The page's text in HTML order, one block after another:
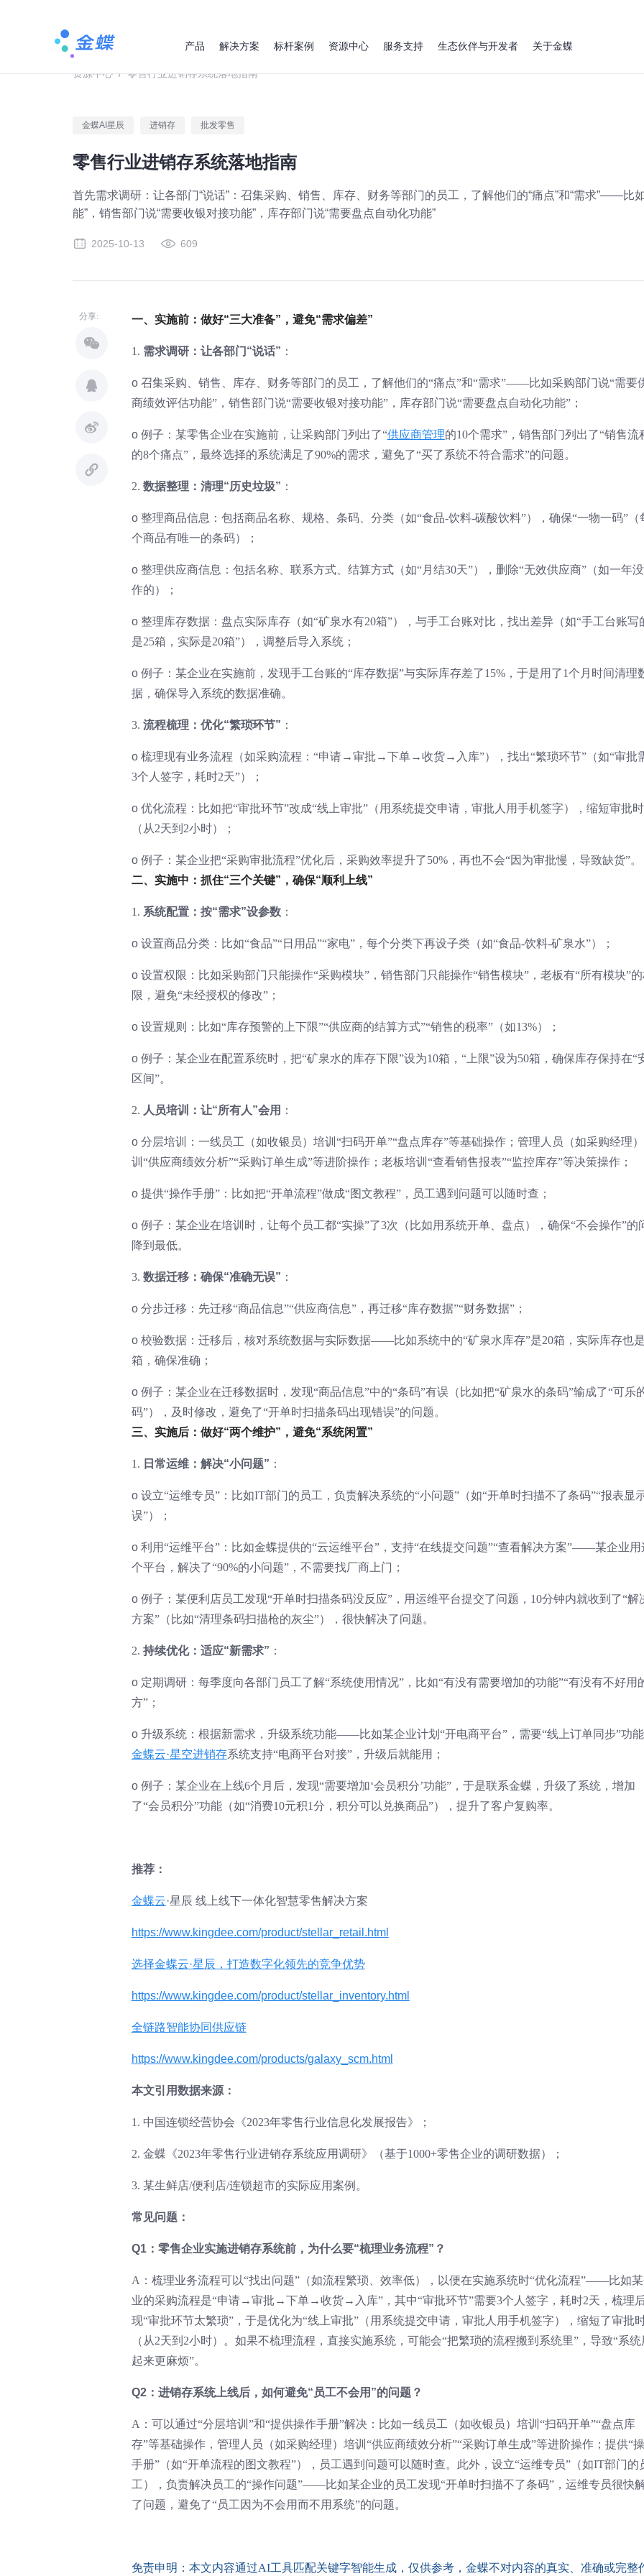
产品 解决方案 标杆案例 资源中心 服务支持 生态伙伴与开发者 关于金蝶
资源中心 / 零售行业进销存系统落地指南
金蝶AI星辰 进销存 批发零售
零售行业进销存系统落地指南
首先需求调研：让各部门“说话”：召集采购、销售、库存、财务等部门的员工，了解他们的“痛点”和“需求”——比
能”，销售部门说“需要收银对接功能”，库存部门说“需要盘点自动化功能”
2025-10-13 609
分享: 一、实施前：做好“三大准备”，避免“需求偏差”
1. 需求调研：让各部门“说话” ：
o 召集采购、销售、库存、财务等部门的员工，了解他们的“痛点”和“需求”——比如采购部门说“需要
商绩效评估功能”，销售部门说“需要收银对接功能”，库存部门说“需要盘点自动化功能”；
o 例子：某零售企业在实施前，让采购部门列出了“供应商管理的10个需求”，销售部门列出了“销售流
的8个痛点”，最终选择的系统满足了90%的需求，避免了“买了系统不符合需求”的问题。
2. 数据整理：清理“历史垃圾” ：
o 整理商品信息：包括商品名称、规格、条码、分类（如“食品-饮料-碳酸饮料”），确保“一物一码”（
个商品有唯一的条码）；
o 整理供应商信息：包括名称、联系方式、结算方式（如“月结30天”），删除“无效供应商”（如一年
作的）；
o 整理库存数据：盘点实际库存（如“矿泉水有20箱”），与手工台账对比，找出差异（如“手工台账写
是25箱，实际是20箱”），调整后导入系统；
o 例子：某企业在实施前，发现手工台账的“库存数据”与实际库存差了15%，于是用了1个月时间清理
据，确保导入系统的数据准确。
3. 流程梳理：优化“繁琐环节” ：
o 梳理现有业务流程（如采购流程：“申请→审批→下单→收货→入库”），找出“繁琐环节”（如“审批
3个人签字，耗时2天”）；
o 优化流程：比如把“审批环节”改成“线上审批”（用系统提交申请，审批人用手机签字），缩短审批
（从2天到2小时）；
o 例子：某企业把“采购审批流程”优化后，采购效率提升了50%，再也不会“因为审批慢，导致缺货”。
二、实施中：抓住“三个关键”，确保“顺利上线”
1. 系统配置：按“需求”设参数：
o 设置商品分类：比如“食品”“日用品”“家电”，每个分类下再设子类（如“食品-饮料-矿泉水”）；
o 设置权限：比如采购部门只能操作“采购模块”，销售部门只能操作“销售模块”，老板有“所有模块”
限，避免“未经授权的修改”；
o 设置规则：比如“库存预警的上下限”“供应商的结算方式”“销售的税率”（如13%）；
o 例子：某企业在配置系统时，把“矿泉水的库存下限”设为10箱，“上限”设为50箱，确保库存保持在“
区间”。
2. 人员培训：让“所有人”会用 ：
o 分层培训：一线员工（如收银员）培训“扫码开单”“盘点库存”等基础操作；管理人员（如采购经理
训“供应商绩效分析”“采购订单生成”等进阶操作；老板培训“查看销售报表”“监控库存”等决策操作；
o 提供“操作手册”：比如把“开单流程”做成“图文教程”，员工遇到问题可以随时查；
o 例子：某企业在培训时，让每个员工都“实操”了3次（比如用系统开单、盘点），确保“不会操作”的
降到最低。
3. 数据迁移：确保“准确无误” ：
o 分步迁移：先迁移“商品信息”“供应商信息”，再迁移“库存数据”“财务数据”；
o 校验数据：迁移后，核对系统数据与实际数据——比如系统中的“矿泉水库存”是20箱，实际库存也
箱，确保准确；
o 例子：某企业在迁移数据时，发现“商品信息”中的“条码”有误（比如把“矿泉水的条码”输成了“可乐
码”），及时修改，避免了“开单时扫描条码出现错误”的问题。
三、实施后：做好“两个维护”，避免“系统闲置”
1. 日常运维：解决“小问题” ：
o 设立“运维专员”：比如IT部门的员工，负责解决系统的“小问题”（如“开单时扫描不了条码”“报表显
误”）；
o 利用“运维平台”：比如金蝶提供的“云运维平台”，支持“在线提交问题”“查看解决方案”——某企业用
个平台，解决了“90%的小问题”，不需要找厂商上门；
o 例子：某便利店员工发现“开单时扫描条码没反应”，用运维平台提交了问题，10分钟内就收到了“解
方案”（比如“清理条码扫描枪的灰尘”），很快解决了问题。
2. 持续优化：适应“新需求” ：
o 定期调研：每季度向各部门员工了解“系统使用情况”，比如“有没有需要增加的功能”“有没有不好用
方”；
o 升级系统：根据新需求，升级系统功能——比如某企业计划“开电商平台”，需要“线上订单同步”功能
金蝶云·星空进销存系统支持“电商平台对接”，升级后就能用；
o 例子：某企业在上线6个月后，发现“需要增加‘会员积分’功能”，于是联系金蝶，升级了系统，增加
了“会员积分”功能（如“消费10元积1分，积分可以兑换商品”），提升了客户复购率。
推荐：
金蝶云·星辰 线上线下一体化智慧零售解决方案
https://www.kingdee.com/product/stellar_retail.html
选择金蝶云·星辰，打造数字化领先的竞争优势
https://www.kingdee.com/product/stellar_inventory.html
全链路智能协同供应链
https://www.kingdee.com/products/galaxy_scm.html
本文引用数据来源：
1. 中国连锁经营协会《2023年零售行业信息化发展报告》；
2. 金蝶《2023年零售行业进销存系统应用调研》（基于1000+零售企业的调研数据）；
3. 某生鲜店/便利店/连锁超市的实际应用案例。
常见问题：
Q1：零售企业实施进销存系统前，为什么要“梳理业务流程”？
A：梳理业务流程可以“找出问题”（如流程繁琐、效率低），以便在实施系统时“优化流程”——比如
业的采购流程是“申请→审批→下单→收货→入库”，其中“审批环节”需要3个人签字，耗时2天，梳理
现“审批环节太繁琐”，于是优化为“线上审批”（用系统提交申请，审批人用手机签字），缩短了审批
（从2天到2小时）。如果不梳理流程，直接实施系统，可能会“把繁琐的流程搬到系统里”，导致“系统
起来更麻烦”。
Q2：进销存系统上线后，如何避免“员工不会用”的问题？
A：可以通过“分层培训”和“提供操作手册”解决：比如一线员工（如收银员）培训“扫码开单”“盘点库
存”等基础操作，管理人员（如采购经理）培训“供应商绩效分析”“采购订单生成”等进阶操作；提供“
手册”（如“开单流程的图文教程”），员工遇到问题可以随时查。此外，设立“运维专员”（如IT部门的
工），负责解决员工的“操作问题”——比如某企业的员工发现“开单时扫描不了条码”，运维专员很快
了问题，避免了“员工因为不会用而不用系统”的问题。
免责申明：本文内容通过AI工具匹配关键字智能生成，仅供参考，金蝶不对内容的真实、准确或完整